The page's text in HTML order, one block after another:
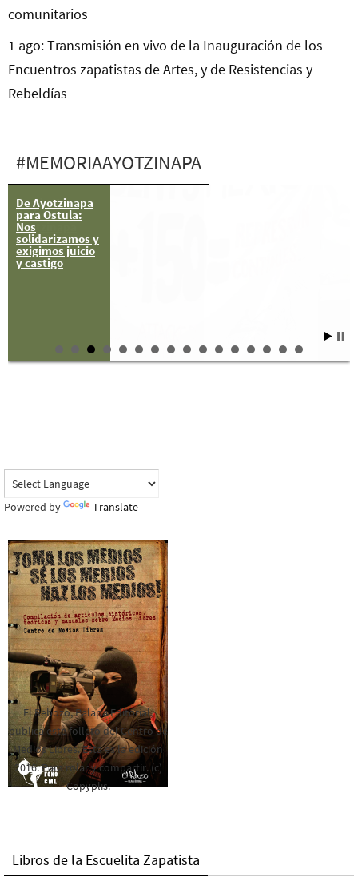
comunitarios
1 ago: Transmisión en vivo de la Inauguración de los
Encuentros zapatistas de Artes, y de Resistencias y
Rebeldías
#MEMORIAAYOTZINAPA
De Ayotzinapa
para Ostula:
Nos
solidarizamos y
exigimos juicio
y castigo
Desde Nueva
York hasta
Ayotzinapa
Powered by Translate
El Rebozo, Palapa Editorial,
publica este folleto del Centro de
Medios Libres. Esta es la edición
2016. Para rolar y compartir. (c)
Copyplis.
Libros de la Escuelita Zapatista